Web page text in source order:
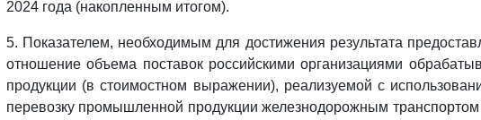
2024 года (накопленным итогом).
5. Показателем, необходимым для достижения результата
отношение объема поставок российскими организациями
продукции (в стоимостном выражении), реализуемой с
перевозку промышленной продукции железнодорожным